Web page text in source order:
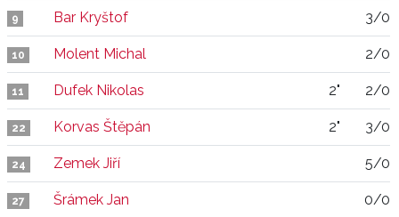
9 Bar Kryštof 3/0
10 Molent Michal 2/0
11 Dufek Nikolas 2" 2/0
22 Korvas Štěpán 2" 3/0
24 Zemek Jiří 5/0
27 Šrámek Jan 0/0